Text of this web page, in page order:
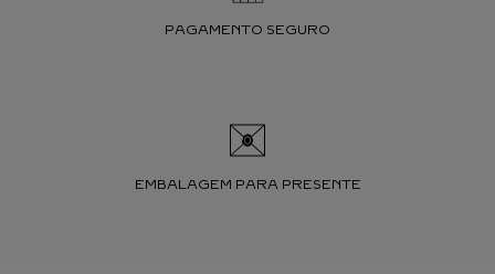
PAGAMENTO SEGURO
EMBALAGEM PARA PRESENTE